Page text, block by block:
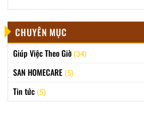
CHUYÊN MỤC
Giúp Việc Theo Giờ (34)
SAN HOMECARE (5)
Tin tức (5)